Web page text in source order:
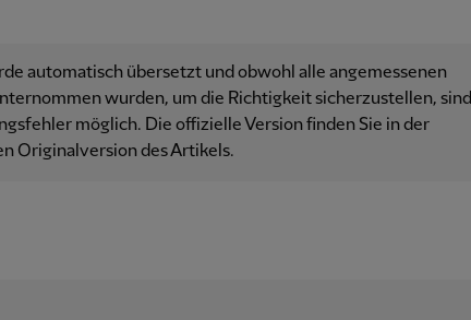
automatisch übersetzt und obwohl alle angemessenen
wurden, um die Richtigkeit sicherzustellen, sind
möglich. Die offizielle Version finden Sie in der
Originalversion des Artikels.